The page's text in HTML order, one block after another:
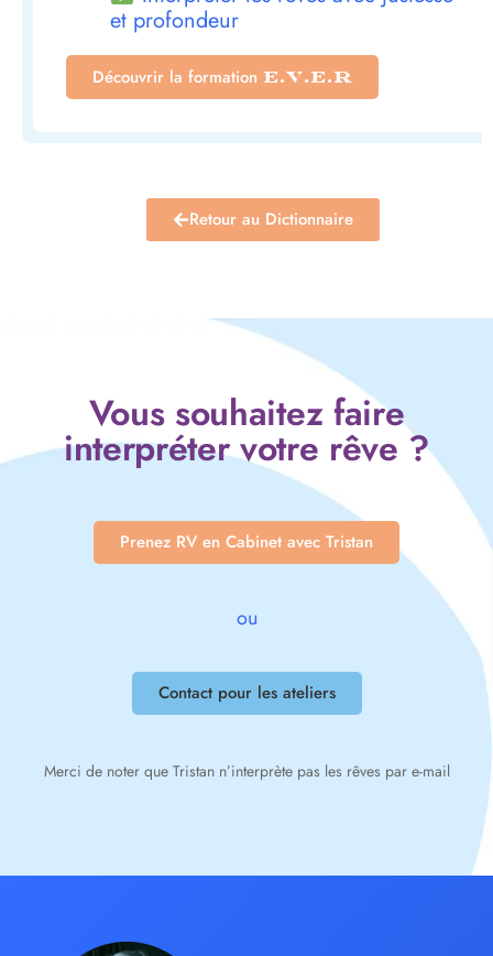
et profondeur
Découvrir la formation E.V.E.R
Retour au Dictionnaire
Vous souhaitez faire
interpréter votre rêve ?
Prenez RV en Cabinet avec Tristan
ou
Contact pour les ateliers
Merci de noter que Tristan n’interprète pas les rêves par e-mail